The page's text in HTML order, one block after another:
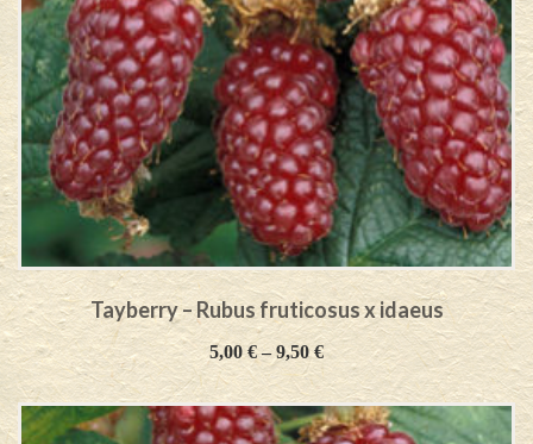
Tayberry – Rubus fruticosus x idaeus
5,00€–9,50 €